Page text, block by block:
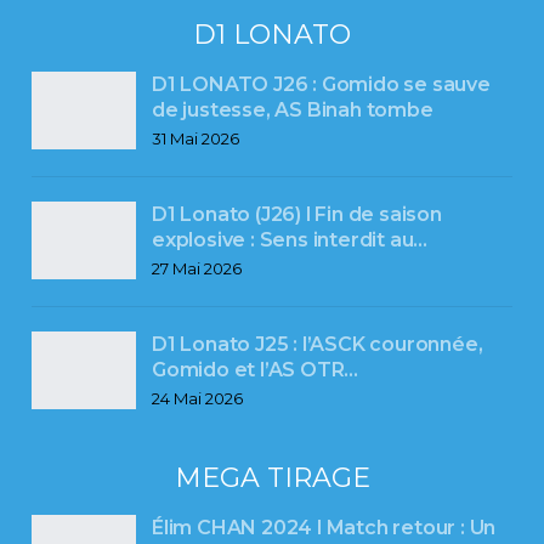
D1 LONATO
D1 LONATO J26 : Gomido se sauve
de justesse, AS Binah tombe
31 Mai 2026
D1 Lonato (J26) l Fin de saison
explosive : Sens interdit au…
27 Mai 2026
D1 Lonato J25 : l’ASCK couronnée,
Gomido et l’AS OTR…
24 Mai 2026
MEGA TIRAGE
Élim CHAN 2024 l Match retour : Un